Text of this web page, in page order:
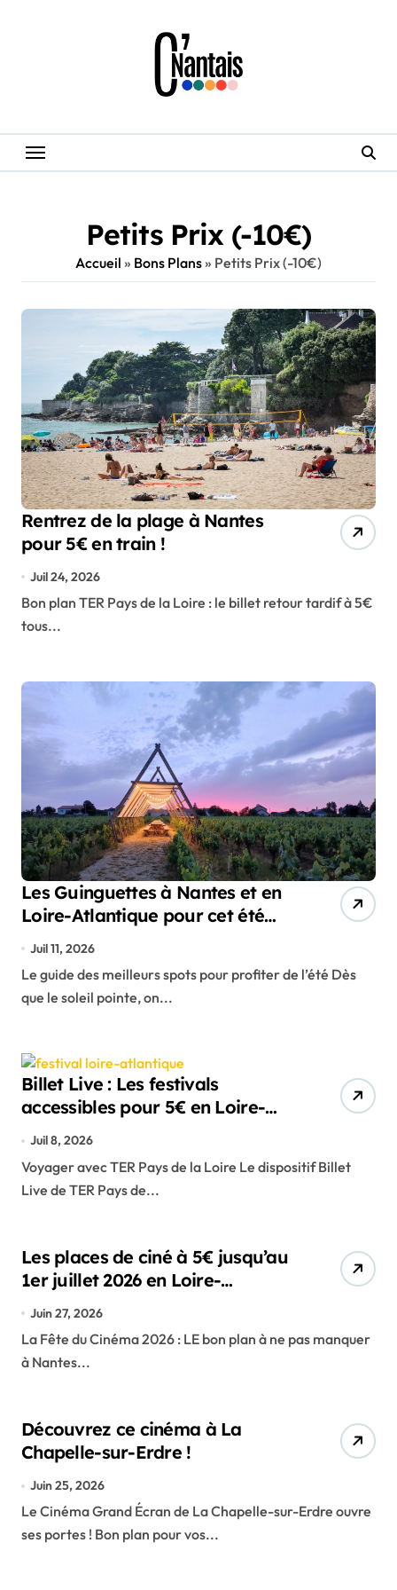
Petits Prix (-10€)
Accueil » Bons Plans» Petits Prix (-10€)
Rentrez de la plage à Nantes
pour 5€ en train !
Juil 24, 2026
Bon plan TER Pays de la Loire : le billet retour tardif à 5€
tous...
Les Guinguettes à Nantes et en
Loire-Atlantique pour cet été
Juil 11, 2026
Le guide des meilleurs spots pour profiter de l’été Dès
que le soleil pointe, on...
Billet Live : Les festivals
accessibles pour 5€ en Loire-
Atlantique !
Juil 8, 2026
Voyager avec TER Pays de la Loire Le dispositif Billet
Live de TER Pays de...
Les places de ciné à 5€ jusqu’au
1er juillet 2026 en Loire-
Juin 27, 2026
La Fête du Cinéma 2026 : LE bon plan à ne pas manquer
à Nantes...
Découvrez ce cinéma à La
Chapelle-sur-Erdre !
Juin 25, 2026
Le Cinéma Grand Écran de La Chapelle-sur-Erdre ouvre
ses portes ! Bon plan pour vos...